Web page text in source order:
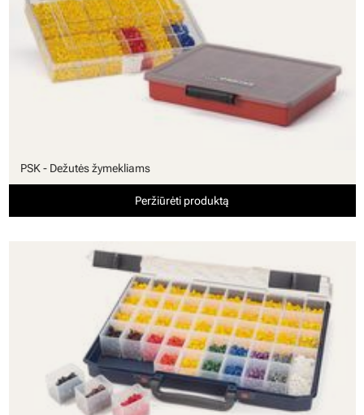
PSK - Dežutės žymekliams
Peržiūrėti produktą